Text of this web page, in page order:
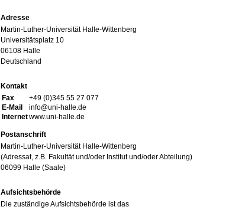
Adresse
Martin-Luther-Universität Halle-Wittenberg
Universitätsplatz 10
06108 Halle
Deutschland
Kontakt
Fax
+49 (0)345 55 27 077
E-Mail
info@uni-halle.de
Internetwww.uni-halle.de
Postanschrift
Martin-Luther-Universität Halle-Wittenberg
(Adressat, z.B. Fakultät und/oder Institut und/oder Abteilung)
06099 Halle (Saale)
Aufsichtsbehörde
Die zuständige Aufsichtsbehörde ist das